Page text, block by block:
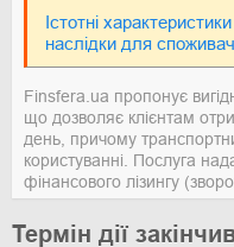
Істотні
наслідки для
Finsfera.ua пропонує
що дозволяє клієнтам
день, причому
користуванні. Послуга
фінансового лізингу
Термін дії